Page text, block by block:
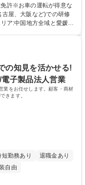
いただきますが、日が沈
ます。訪問後は帰社し、
許※お車の運転が得意な
屋、大阪など)での研修
ア:中国地方全域と愛媛県
ど初歩的な内容から丁寧
て業務を覚えていただ
許普通自動車
の知見を活かせる!
子製品法人営業
業をお任せします。顧客・商材
きます。
短勤務あり
退職金あり
自由